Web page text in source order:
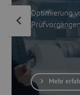
Optimierung
Prüfvorgängen
Mehr